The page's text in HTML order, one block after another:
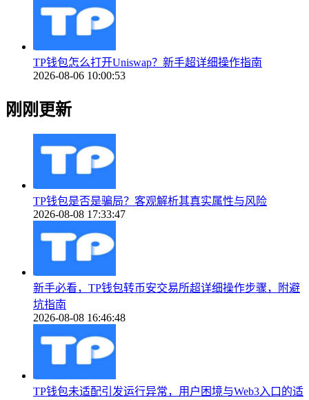
TP钱包怎么打开Uniswap？新手超详细操作指南
2026-08-06 10:00:53
刚刚更新
TP钱包是否是骗局？客观解析其真实属性与风险
2026-08-08 17:33:47
新手必看，TP钱包转币安交易所超详细操作步骤，附避
坑指南
2026-08-08 16:46:48
TP钱包未适配引发运行异常，用户困境与Web3入口的适